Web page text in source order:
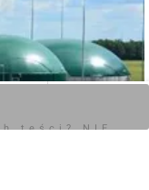
teści? NIE